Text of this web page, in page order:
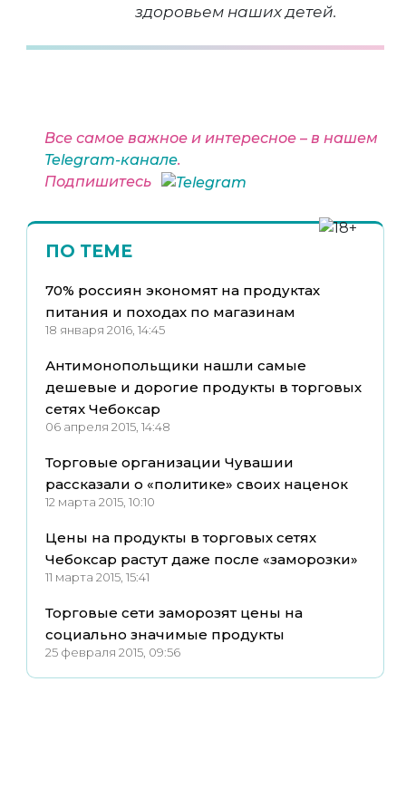
здоровьем наших детей.
Все самое важное и интересное – в нашем
Telegram-канале.
Подпишитесь
ПО ТЕМЕ
70% россиян экономят на продуктах
питания и походах по магазинам
18 января 2016, 14:45
Антимонопольщики нашли самые
дешевые и дорогие продукты в торговых
сетях Чебоксар
06 апреля 2015, 14:48
Торговые организации Чувашии
рассказали о «политике» своих наценок
12 марта 2015, 10:10
Цены на продукты в торговых сетях
Чебоксар растут даже после «заморозки»
11 марта 2015, 15:41
Торговые сети заморозят цены на
социально значимые продукты
25 февраля 2015, 09:56